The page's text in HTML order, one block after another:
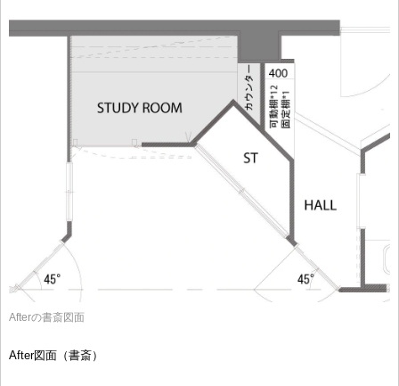
Afterの書斎図面
After図面（書斎）